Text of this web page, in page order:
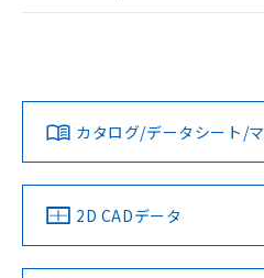
ログイン/
ダウンロードデータをご利用い
みください。
ソフトウェアの使用条件
EU RoHS 注意事項・凡例
対応済み
中国 RoHS 注意事項・凡例
カタログ/データシート/
2D CADデータ